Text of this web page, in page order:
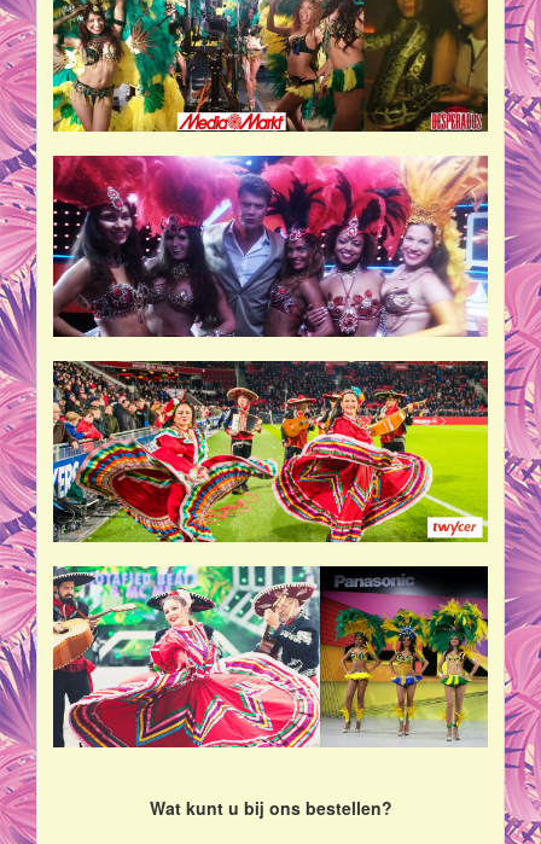
Wat kunt u bij ons bestellen?